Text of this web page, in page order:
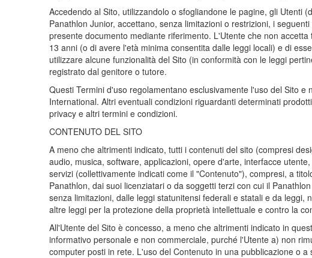
Accedendo al Sito, utilizzandolo o sfogliandone le pagine, gli Utenti
Panathlon Junior, accettano, senza limitazioni o restrizioni, i
presente documento mediante riferimento. L'Utente che non
13 anni (o di avere l'età minima consentita dalle leggi locali) e di
utilizzare alcune funzionalità del Sito (in conformità con le leggi
registrato dal genitore o tutore.
Questi Termini d'uso regolamentano esclusivamente l'uso del Sito
International. Altri eventuali condizioni riguardanti determinati
privacy e altri termini e condizioni.
CONTENUTO DEL SITO
A meno che altrimenti indicato, tutti i contenuti del sito (compresi
audio, musica, software, applicazioni, opere d'arte, interfacce
servizi (collettivamente indicati come il "Contenuto"), compresi, a
Panathlon, dai suoi licenziatari o da soggetti terzi con cui il
senza limitazioni, dalle leggi statunitensi federali e statali e da
altre leggi per la protezione della proprietà intellettuale e contro la
All'Utente del Sito è concesso, a meno che altrimenti indicato in
informativo personale e non commerciale, purché l'Utente a) non
computer posti in rete. L'uso del Contenuto in una pubblicazione o